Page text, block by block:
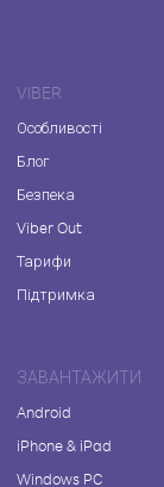
VIBER
Особливості
Блог
Безпека
Viber Out
Тарифи
Підтримка
ЗАВАНТАЖИТИ
Android
iPhone & iPad
Windows PC